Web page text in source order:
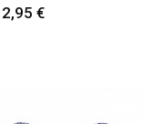
Preis
2,95 €